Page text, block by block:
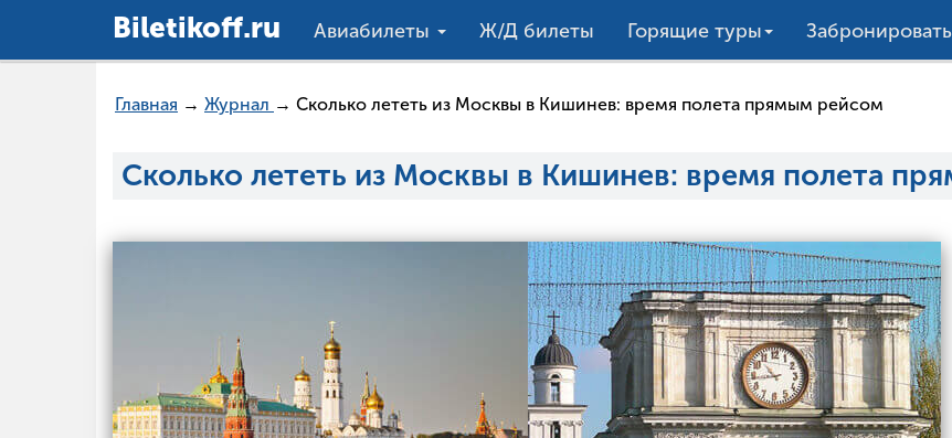
Вiletikoff.ru Авиабилеты Ж/Д билеты Горящие туры Забронировать
Главная → Журнал → Сколько лететь из Москвы в Кишинев: время полета прямым рейсом
Сколько лететь из Москвы в Кишинев: время полета